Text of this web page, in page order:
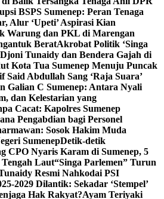
BSPS Sumenep: Peran Tenaga
Alur ‘Upeti’ Aspirasi Kian
Warung dan PKL di Marengan
BeratAkrobat Politik ‘Singa
Tunaidy dan Bendera Gajah di
Kota Tua Sumenep Menuju Puncak
Said Abdullah Sang ‘Raja Suara’
Galian C Sumenep: Antara Nyali
dan Kelestarian yang
Cacat: Kapolres Sumenep
Pengabdian bagi Personel
Sosok Hakim Muda
SumenepDetik-detik
CPO Nyaris Karam di Sumenep, 5
Laut“Singa Parlemen” Turun
Resmi Nahkodai PSI
2029 Dilantik: Sekadar ‘Stempel’
Hak Rakyat?Ayam Teriyaki